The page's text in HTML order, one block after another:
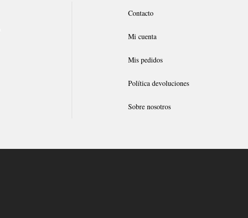
Contacto
Mi cuenta
Mis pedidos
Política devoluciones
Sobre nosotros